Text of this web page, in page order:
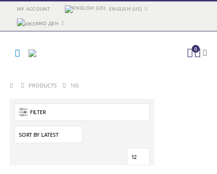
MY ACCOUNT ENGLISH (US)
MKD ДЕН
0
PRODUCTS 165
FILTER